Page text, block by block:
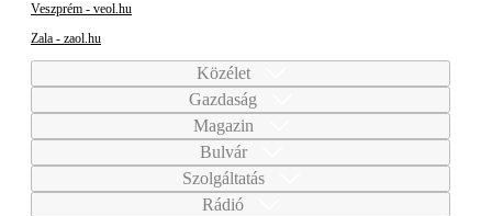
Veszprém - veol.hu
Zala - zaol.hu
Közélet
Gazdaság
Magazin
Bulvár
Szolgáltatás
Rádió